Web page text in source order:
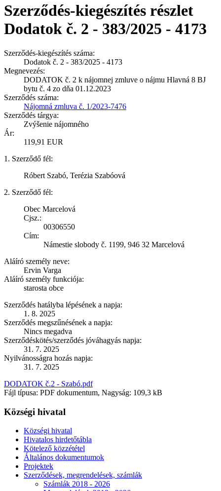
Szerződés-kiegészítés részlet
Dodatok č. 2 - 383/2025 - 4173
Szerződés-kiegészítés száma:
Dodatok č. 2 - 383/2025 - 4173
Megnevezés:
DODATOK č. 2 k nájomnej zmluve o nájmu Hlavná 8 BJ
bytu č. 4 zo dňa 01.12.2023
Szerződés száma:
Nájomná zmluva č. 1/2023-7476
Szerződés tárgya:
Zvýšenie nájomného
Ár:
119,91 EUR
1. Szerződő fél:
Róbert Szabó, Terézia Szabóová
2. Szerződő fél:
Obec Marcelová
Cjsz.:
00306550
Cím:
Námestie slobody č. 1199, 946 32 Marcelová
Aláíró személy neve:
Ervin Varga
Aláíró személy funkciója:
starosta obce
Szerződés hatályba lépésének a napja:
1. 8. 2025
Szerződés megszűnésének a napja:
Nincs megadva
Szerződéskötés/szerződés jóváhagyás napja:
31. 7. 2025
Nyilvánosságra hozás napja:
31. 7. 2025
DODATOK č.2 - Szabó.pdf
Fájl típusa: PDF dokumentum, Nagyság: 109,3 kB
Községi hivatal
Községi hivatal
Hivatalos hirdetőtábla
Kötelező közzététel
Általános dokumentumok
Projektek
Szerződések, megrendelések, számlák
Számlák 2018 - 2026